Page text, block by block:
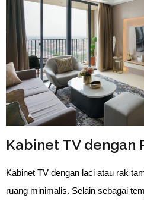
Kabinet TV dengan
Kabinet TV dengan laci atau rak
ruang minimalis. Selain sebagai